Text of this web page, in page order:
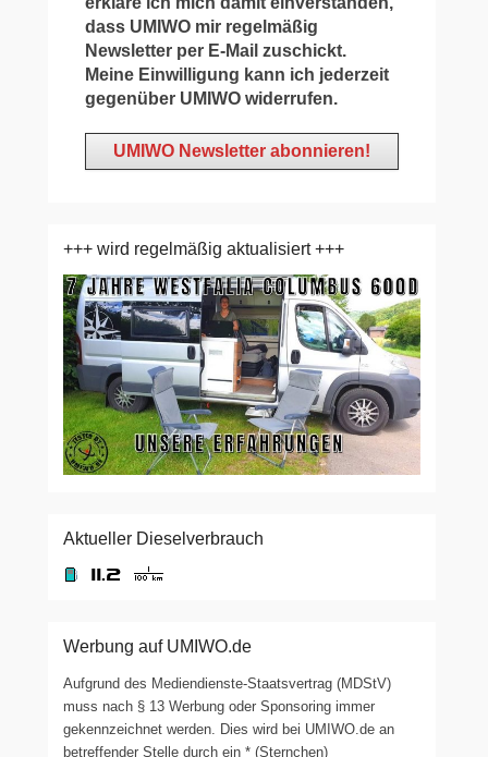
dass UMIWO mir regelmäßig
Newsletter per E-Mail zuschickt.
Meine Einwilligung kann ich jederzeit
gegenüber UMIWO widerrufen.
+++ wird regelmäßig aktualisiert +++
Aktueller Dieselverbrauch
Werbung auf UMIWO.de
Aufgrund des Mediendienste-Staatsvertrag (MDStV)
muss nach § 13 Werbung oder Sponsoring immer
gekennzeichnet werden. Dies wird bei UMIWO.de an
betreffender Stelle durch ein * (Sternchen)